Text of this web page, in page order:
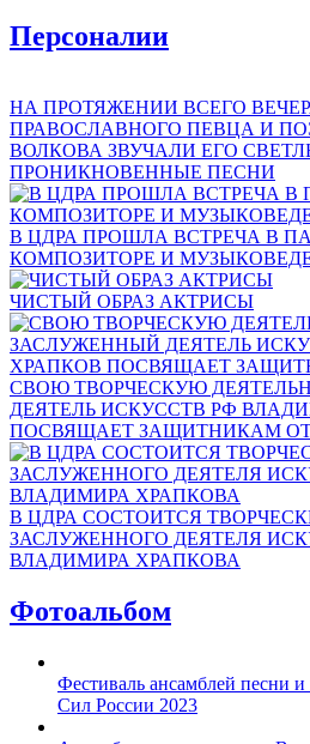
Персоналии
НА ПРОТЯЖЕНИИ ВСЕГО
ПРАВОСЛАВНОГО ПЕВЦА И
ВОЛКОВА ЗВУЧАЛИ ЕГО
ПРОНИКНОВЕННЫЕ ПЕСНИ
В ЦДРА ПРОШЛА ВСТРЕЧА В
КОМПОЗИТОРЕ И
ЧИСТЫЙ ОБРАЗ АКТРИСЫ
СВОЮ ТВОРЧЕСКУЮ
ДЕЯТЕЛЬ ИСКУССТВ РФ
ПОСВЯЩАЕТ ЗАЩИТНИКАМ
В ЦДРА СОСТОИТСЯ
ЗАСЛУЖЕННОГО ДЕЯТЕЛЯ
ВЛАДИМИРА ХРАПКОВА
Фотоальбом
Фестиваль ансамблей песни
Сил России 2023